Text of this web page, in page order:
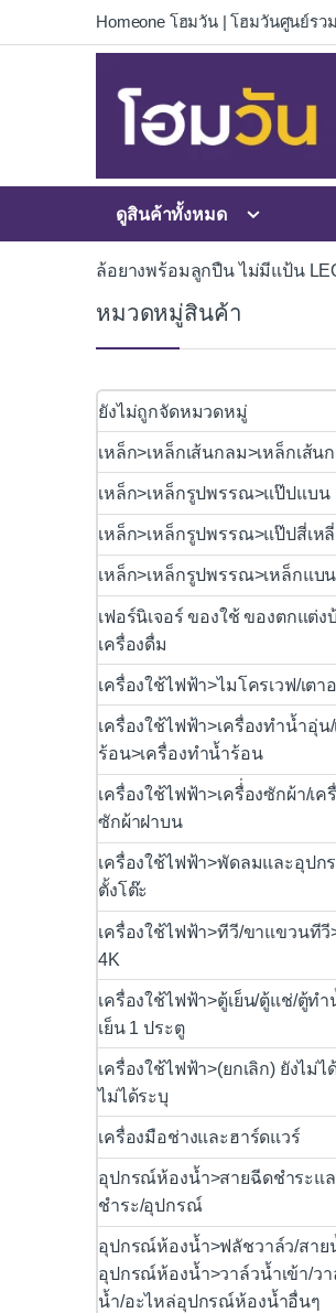
Skip to navigation
Skip to contentHomeone โฮมวัน | โฮมวันศูนย์รว
ดูสินค้าทั้งหมด
ล้อยางพร้อมลูกปืน ไม่มีแป้น
หมวดหมู่สินค้า
ยังไม่ถูกจัดหมวดหมู่
เหล็ก>เหล็กเส้นกลม>เหล็กเส้น
เหล็ก>เหล็กรูปพรรณ>แป๊ปแบน
เหล็ก>เหล็กรูปพรรณ>แป๊ปสี่เห
เหล็ก>เหล็กรูปพรรณ>เหล็กแบน
เฟอร์นิเจอร์ ของใช้ ของตกแต่ง
เครื่องดื่ม
เครื่องใช้ไฟฟ้า>ไมโครเวฟ/เตา
เครื่องใช้ไฟฟ้า>เครื่องทำน้ำอุ่น
ร้อน>เครื่องทำน้ำร้อน
เครื่องใช้ไฟฟ้า>เครื่่องซักผ้า/เค
ซักผ้าฝาบน
เครื่องใช้ไฟฟ้า>พัดลมและอุป
ตั้งโต๊ะ
เครื่องใช้ไฟฟ้า>ทีวี/ขาแขวนทีวี
4K
เครื่องใช้ไฟฟ้า>ตู้เย็น/ตู้แช่/ตู้ท
เย็น 1 ประตู
เครื่องใช้ไฟฟ้า>(ยกเลิก) ยังไม่ไ
ไม่ได้ระบุ
เครื่องมือช่างและฮาร์ดแวร์
อุปกรณ์ห้องน้ำ>สายฉีดชำระแ
ชำระ/อุปกรณ์
อุปกรณ์ห้องน้ำ>ฟลัชวาล์ว/สาย
อุปกรณ์ห้องน้ำ>วาล์วน้ำเข้า/ว
น้ำ/อะไหล่อุปกรณ์ห้องน้ำอื่นๆ